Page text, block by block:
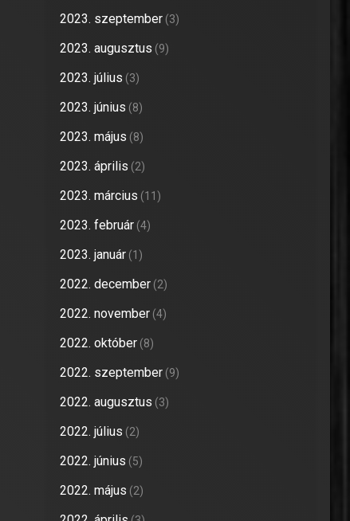
2023. szeptember(3)
2023. augusztus (9)
2023. július (3)
2023. június (8)
2023. május (8)
2023. április (2)
2023. március (11)
2023. február(4)
2023. január(1)
2022. december(2)
2022. november(4)
2022. október(8)
2022. szeptember(9)
2022. augusztus (3)
2022. július (2)
2022. június (5)
2022. május (2)